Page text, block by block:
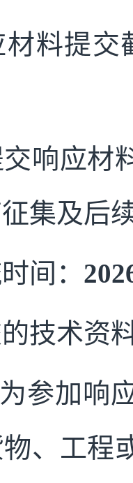
材料提
响应材
集及后
间：
的技术资
参加响
、工程